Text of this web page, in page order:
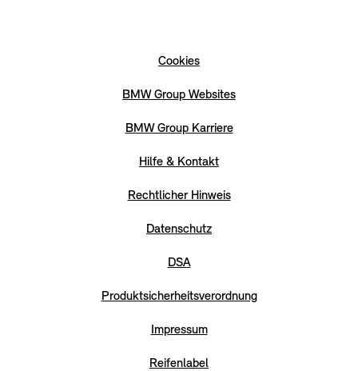
Cookies
BMW Group Websites
BMW Group Karriere
Hilfe & Kontakt
Rechtlicher Hinweis
Datenschutz
DSA
Produktsicherheitsverordnung
Impressum
Reifenlabel